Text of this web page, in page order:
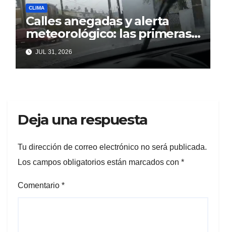
CLIMA
Calles anegadas y alerta
meteorológico: las primeras
lluvia complicaron Berisso
JUL 31, 2026
Deja una respuesta
Tu dirección de correo electrónico no será publicada.
Los campos obligatorios están marcados con *
Comentario *